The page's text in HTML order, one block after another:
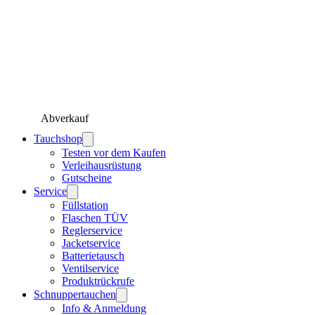
Abverkauf
Tauchshop
Testen vor dem Kaufen
Verleihausrüstung
Gutscheine
Service
Füllstation
Flaschen TÜV
Reglerservice
Jacketservice
Batterietausch
Ventilservice
Produktrückrufe
Schnuppertauchen
Info & Anmeldung